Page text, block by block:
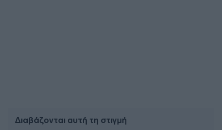
Διαβάζονται αυτή τη στιγμή